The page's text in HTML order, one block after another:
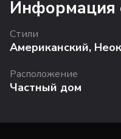
Информация
Стили
Американский,
Расположение
Частный дом